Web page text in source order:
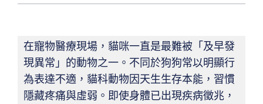
在寵物醫療現場，貓咪一直是最難被「及早發
現異常」的動物之一。不同於狗狗常以明顯行
為表達不適，貓科動物因天生生存本能，習慣
隱藏疼痛與虛弱。即使身體已出現疾病徵兆，